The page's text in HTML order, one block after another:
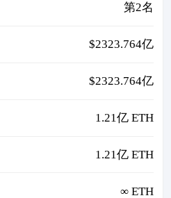
第2名
$2323.764亿
$2323.764亿
1.21亿 ETH
1.21亿 ETH
∞ ETH